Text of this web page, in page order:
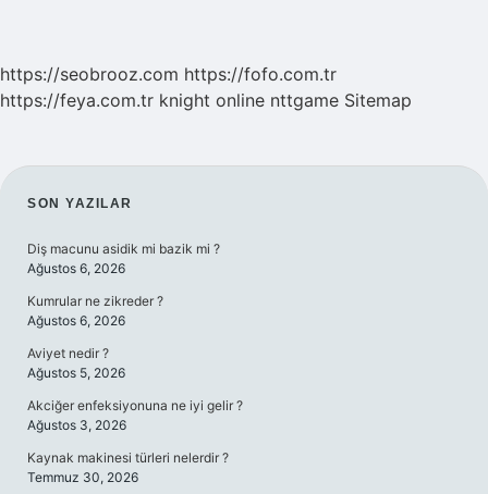
https://seobrooz.com https://fofo.com.tr
https://feya.com.tr knight online nttgame Sitemap
SIDEBAR
SON YAZILAR
Diş macunu asidik mi bazik mi ?
Ağustos 6, 2026
Kumrular ne zikreder ?
Ağustos 6, 2026
Aviyet nedir ?
Ağustos 5, 2026
Akciğer enfeksiyonuna ne iyi gelir ?
Ağustos 3, 2026
Kaynak makinesi türleri nelerdir ?
Temmuz 30, 2026